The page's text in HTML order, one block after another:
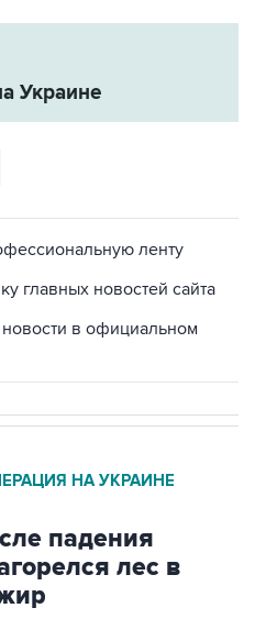
Украине
ленту
главных новостей сайта
в официальном
НА УКРАИНЕ
падения
лес в